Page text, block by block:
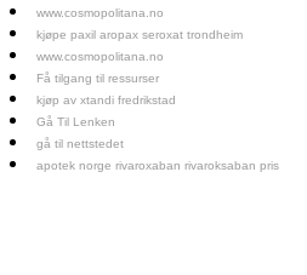
www.cosmopolitana.no
kjøpe paxil aropax seroxat trondheim
www.cosmopolitana.no
Få tilgang til ressurser
kjøp av xtandi fredrikstad
Gå Til Lenken
gå til nettstedet
apotek norge rivaroxaban rivaroksaban pris